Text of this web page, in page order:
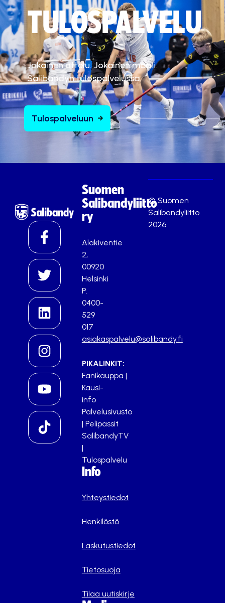
TULOSPALVELU
Jokainen ottelu. Jokainen maali.
Salibandyn tulospalvelussa.
Tulospalveluun
Suomen
Salibandyliitto
ry
Alakiventie
2,
00920
Helsinki
P.
0400-
529
017
asiakaspalvelu@salibandy.fi
PIKALINKIT:
Fanikauppa |
Kausi-
info
Palvelusivusto
| Pelipassit
SalibandyTV
|
Tulospalvelu
Info
Yhteystiedot
Henkilöstö
Laskutustiedot
Tietosuoja
Tilaa uutiskirje
© Suomen
Salibandyliitto
2026